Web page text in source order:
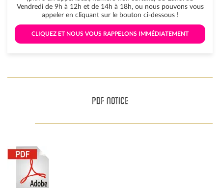
Vendredi de 9h à 12h et de 14h à 18h, ou nous pouvons vous
appeler en cliquant sur le bouton ci-dessous !
CLIQUEZ ET NOUS VOUS RAPPELONS IMMÉDIATEMENT
PDF NOTICE